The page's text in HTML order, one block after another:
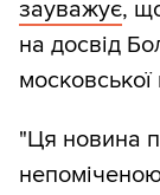
зауважує,
на досвід
московської
"Ця новина